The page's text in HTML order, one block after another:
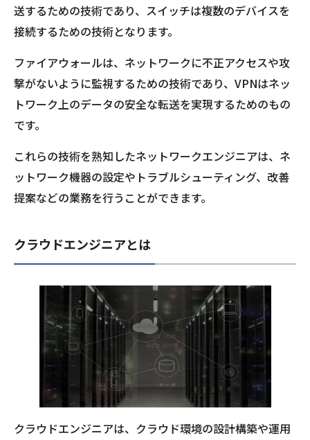
送するための技術であり、スイッチは複数のデバイスを
接続するための技術となります。
ファイアウォールは、ネットワークに不正アクセスや攻
撃がないように監視するための技術であり、VPNはネッ
トワーク上のデータの安全な転送を実現するためのもの
です。
これらの技術を熟知したネットワークエンジニアは、ネ
ットワーク機器の設定やトラブルシューティング、改善
提案などの業務を行うことができます。
クラウドエンジニアとは
クラウドエンジニアは、クラウド環境の設計構築や運用